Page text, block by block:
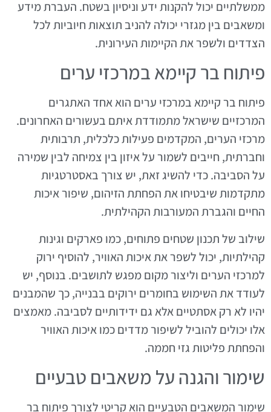
ממשלתיים יכול להקנות ידע וניסיון בשטח. העברת מידע
ומשאבים בין מגזרי יכולה להניב תוצאות חיוביות לכל
הצדדים ולשפר את הקיימות העירונית.
פיתוח בר קיימא במרכזי ערים
פיתוח בר קיימא במרכזי ערים הוא אחד האתגרים
המרכזיים שישראל מתמודדת איתם בעשורים האחרונים.
מרכזי הערים, המקדמים פעילות כלכלית, תרבותית
וחברתית, חייבים לשמור על איזון בין צמיחה לבין שמירה
על הסביבה. כדי להשיג זאת, יש צורך באסטרטגיות
מתקדמות שיבטיחו את הפחתת הזיהום, שיפור איכות
החיים והגברת המעורבות הקהילתית.
שילוב של תכנון שטחים פתוחים, כמו פארקים וגינות
קהילתיות, יכול לשפר את איכות האוויר, להוסיף ירוק
למרכזי הערים וליצור מקום מפגש לתושבים. בנוסף, יש
לעודד את השימוש בחומרים ירוקים בבנייה, כך שהמבנים
יהיו לא רק אסתטיים אלא גם ידידותיים לסביבה. מאמצים
אלו יכולים להוביל לשיפור מדדים כמו איכות האוויר
והפחתת פליטות גזי חממה.
שימור והגנה על משאבים טבעיים
שימור המשאבים הטבעיים הוא קריטי לצורך פיתוח בר